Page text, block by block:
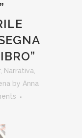
, Narrativa
by Anna